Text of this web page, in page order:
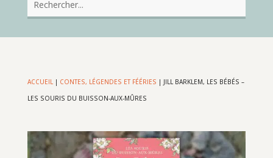
ACCUEIL| CONTES, LÉGENDES ET FÉÉRIES | JILL BARKLEM, LES BÉBÉS –
LES SOURIS DU BUISSON-AUX-MÛRES